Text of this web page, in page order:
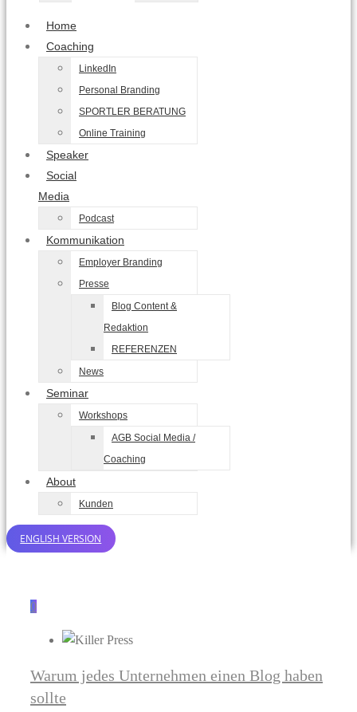
Home
Coaching
LinkedIn
Personal Branding
SPORTLER BERATUNG
Online Training
Speaker
Social
Media
Podcast
Kommunikation
Employer Branding
Presse
Blog Content &
Redaktion
REFERENZEN
News
Seminar
Workshops
AGB Social Media /
Coaching
About
Kunden
ENGLISH VERSION
0
Warum jedes Unternehmen einen Blog haben
sollte